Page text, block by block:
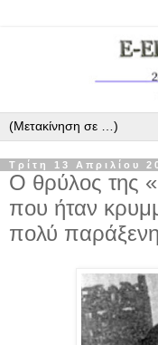
Τρίτη 13 Απριλίου
Ο θρύλος της
που ήταν
πολύ παράξενη